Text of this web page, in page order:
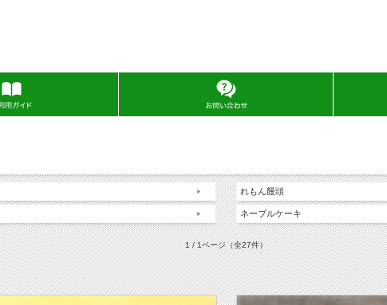
れもん饅頭
ネーブルケーキ
1 / 1ページ（全27件）